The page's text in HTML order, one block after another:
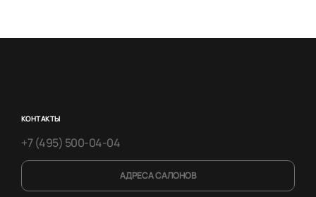
КОНТАКТЫ
+7 (495) 500-04-04
АДРЕСА САЛОНОВ